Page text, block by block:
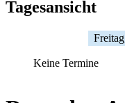
Tagesansicht
Keine Termine